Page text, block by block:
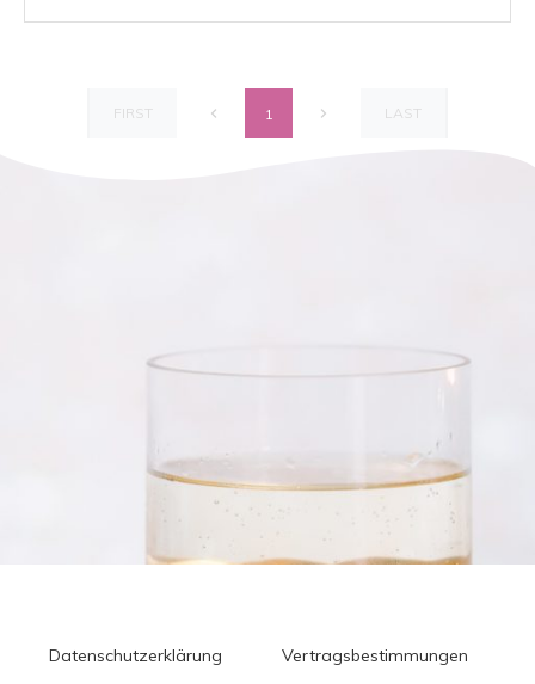
FIRST 1 LAST
Datenschutzerklärung
Vertragsbestimmungen